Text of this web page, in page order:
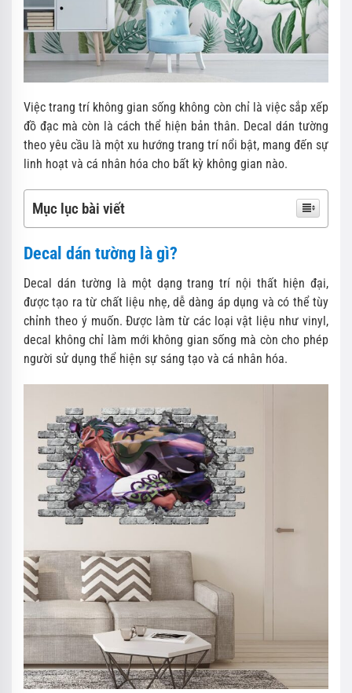
Việc trang trí không gian sống không còn chỉ là việc sắp xếp
đồ đạc mà còn là cách thể hiện bản thân. Decal dán tường
theo yêu cầu là một xu hướng trang trí nổi bật, mang đến sự
linh hoạt và cá nhân hóa cho bất kỳ không gian nào.
Mục lục bài viết
Decal dán tường là gì?
Decal dán tường là một dạng trang trí nội thất hiện đại,
được tạo ra từ chất liệu nhẹ, dễ dàng áp dụng và có thể tùy
chỉnh theo ý muốn. Được làm từ các loại vật liệu như vinyl,
decal không chỉ làm mới không gian sống mà còn cho phép
người sử dụng thể hiện sự sáng tạo và cá nhân hóa.